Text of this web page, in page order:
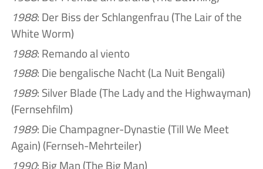
1988: Der Biss der Schlangenfrau (The Lair of the
White Worm)
1988: Remando al viento
1988: Die bengalische Nacht (La Nuit Bengali)
1989: Silver Blade (The Lady and the Highwayman)
(Fernsehfilm)
1989: Die Champagner-Dynastie (Till We Meet
Again) (Fernseh-Mehrteiler)